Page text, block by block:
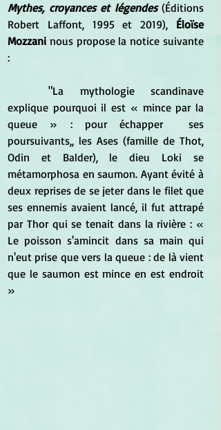
Mythes, croyances et légendes (Éditions
Robert Laffont, 1995 et 2019), Éloïse
Mozzani nous propose la notice suivante
:
	"La mythologie scandinave
explique pourquoi il est « mince par la
queue » : pour échapper  ses
poursuivants,, les Ases (famille de Thot,
Odin et Balder), le dieu Loki se
métamorphosa en saumon. Ayant évité à
deux reprises de se jeter dans le filet que
ses ennemis avaient lancé, il fut attrapé
par Thor qui se tenait dans la rivière : «
Le poisson s'amincit dans sa main qui
n'eut prise que vers la queue : de là vient
que le saumon est mince en est endroit
»